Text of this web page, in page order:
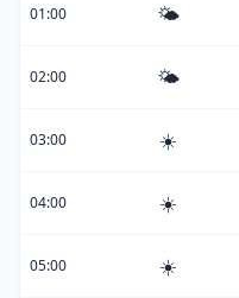
01:00 🌤️
02:00 🌤️
03:00 ☀️
04:00 ☀️
05:00 ☀️